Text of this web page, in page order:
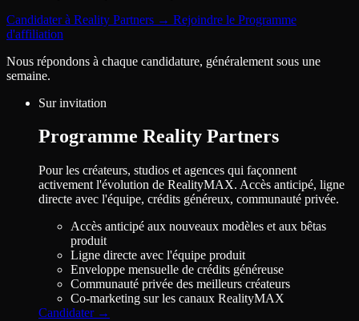
Candidater à Reality Partners → Rejoindre le Programme
d'affiliation
Nous répondons à chaque candidature, généralement sous une
semaine.
Sur invitation
Programme Reality Partners
Pour les créateurs, studios et agences qui façonnent
activement l'évolution de RealityMAX. Accès anticipé, ligne
directe avec l'équipe, crédits généreux, communauté privée.
Accès anticipé aux nouveaux modèles et aux bêtas
produit
Ligne directe avec l'équipe produit
Enveloppe mensuelle de crédits généreuse
Communauté privée des meilleurs créateurs
Co-marketing sur les canaux RealityMAX
Candidater →